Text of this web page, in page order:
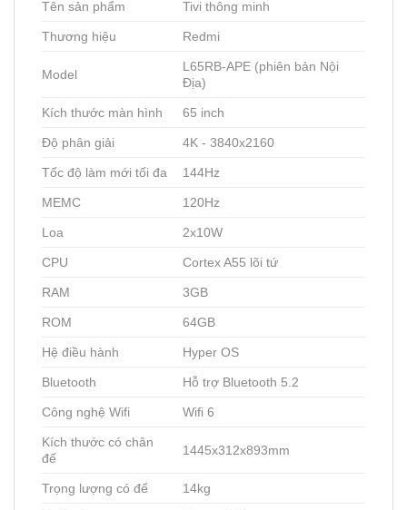
Tên sản phẩm Tivi thông minh
Thương hiệu Redmi
Model
L65RB-APE (phiên bản Nội
Địa)
Kích thước màn hình 65 inch
Độ phân giải 4K - 3840x2160
Tốc độ làm mới tối đa 144Hz
MEMC 120Hz
Loa 2x10W
CPU Cortex A55 lõi tứ
RAM 3GB
ROM 64GB
Hệ điều hành Hyper OS
Bluetooth Hỗ trợ Bluetooth 5.2
Công nghệ Wifi Wifi 6
Kích thước có chân
đế
1445x312x893mm
Trọng lượng có đế 14kg